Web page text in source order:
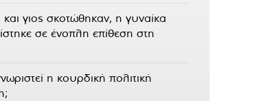
γιος σκοτώθηκαν, η γυναίκα
σε ένοπλη επίθεση στη
η κουρδική πολιτική